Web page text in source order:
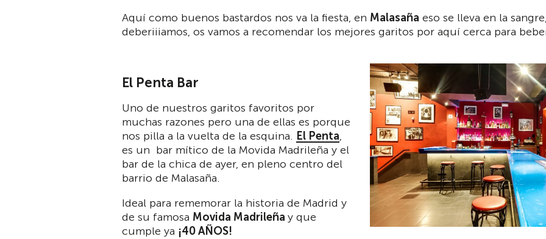
Aquí como buenos bastardos nos va la fiesta, en Malasaña eso se lleva en la
deberiiiamos, os vamos a recomendar los mejores garitos por aquí cerca para
El Penta Bar
Uno de nuestros garitos favoritos por
muchas razones pero una de ellas es porque
nos pilla a la vuelta de la esquina. El Penta,
es un bar mítico de la Movida Madrileña y el
bar de la chica de ayer, en pleno centro del
barrio de Malasaña.
Ideal para rememorar la historia de Madrid y
de su famosa Movida Madrileña y que
cumple ya ¡40 AÑOS!